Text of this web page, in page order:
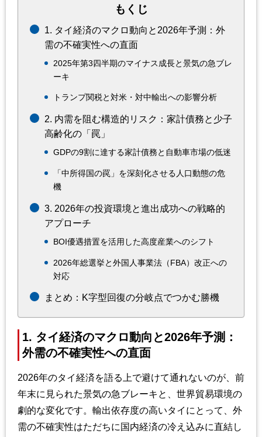
もくじ
1. タイ経済のマクロ動向と2026年予測：外
需の不確実性への直面
2025年第3四半期のマイナス成長と景気の急ブレ
ーキ
トランプ関税と対米・対中輸出への影響分析
2. 内需を阻む構造的リスク：家計債務と少子
高齢化の「罠」
GDPの9割に達する家計債務と自動車市場の低迷
「中所得国の罠」を深刻化させる人口動態の危
機
3. 2026年の投資環境と進出成功への戦略的
アプローチ
BOI優遇措置を活用した高度産業へのシフト
2026年総選挙と外国人事業法（FBA）改正への
対応
まとめ：K字型回復の分岐点でつかむ勝機
1. タイ経済のマクロ動向と2026年予測：
外需の不確実性への直面
2026年のタイ経済を語る上で避けて通れないのが、前
年末に見られた景気の急ブレーキと、世界貿易環境の
劇的な変化です。輸出依存度の高いタイにとって、外
需の不確実性はただちに国内経済の冷え込みに直結し